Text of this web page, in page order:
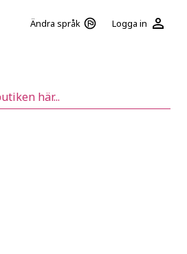
Ändra språk Logga in